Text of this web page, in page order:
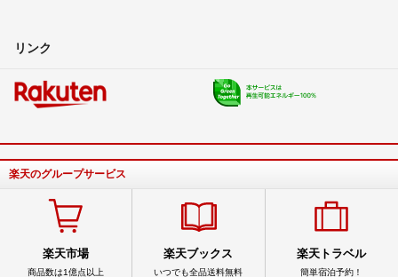
リンク
楽天のグループサービス
楽天市場
商品数は1億点以上
楽天ブックス
いつでも全品送料無料
楽天トラベル
簡単宿泊予約！